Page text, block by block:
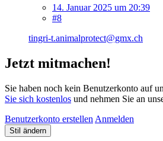
14. Januar 2025 um 20:39
#8
tingri-t.animalprotect@gmx.ch
Jetzt mitmachen!
Sie haben noch kein Benutzerkonto auf
Sie sich kostenlos und nehmen Sie an
Benutzerkonto erstellen Anmelden
Stil ändern